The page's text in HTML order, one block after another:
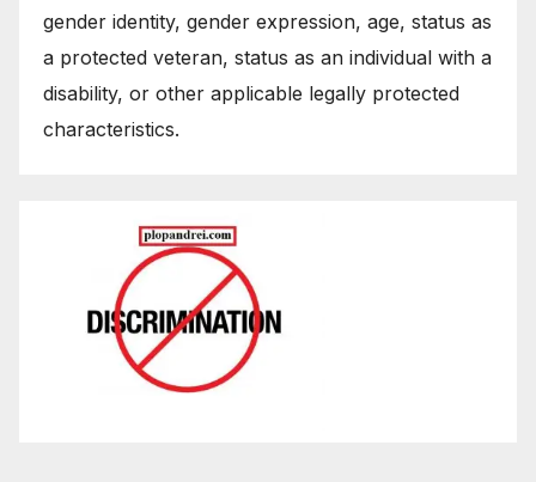
gender identity, gender expression, age, status as
a protected veteran, status as an individual with a
disability, or other applicable legally protected
characteristics.